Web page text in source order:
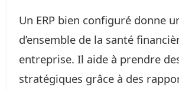
Un ERP bien configuré donne
d’ensemble de la santé
entreprise. Il aide à prendre
stratégiques grâce à des